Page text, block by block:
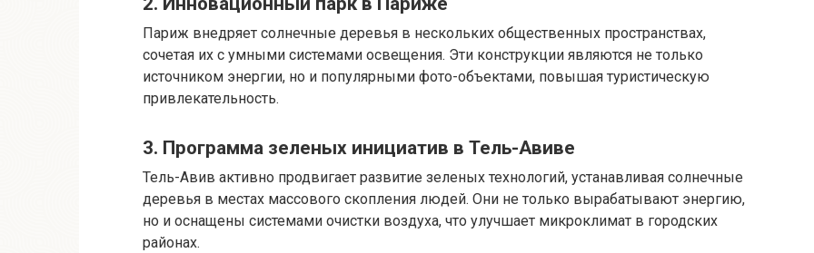
Париж внедряет солнечные деревья в нескольких общественных пространствах,
сочетая их с умными системами освещения. Эти конструкции являются не только
источником энергии, но и популярными фото-объектами, повышая туристическую
привлекательность.
3. Программа зеленых инициатив в Тель-Авиве
Тель-Авив активно продвигает развитие зеленых технологий, устанавливая солнечные
деревья в местах массового скопления людей. Они не только вырабатывают энергию,
но и оснащены системами очистки воздуха, что улучшает микроклимат в городских
районах.